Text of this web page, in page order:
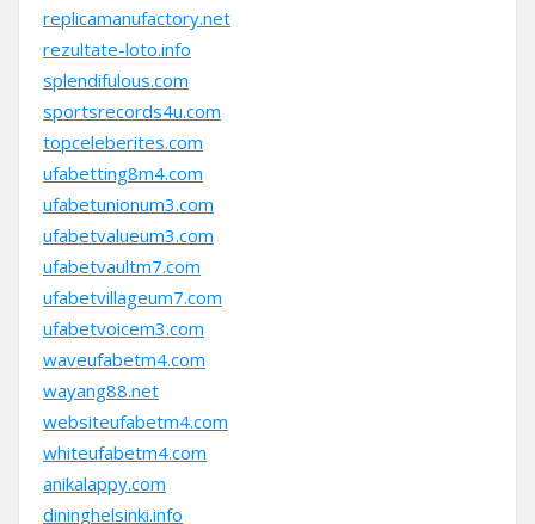
replicamanufactory.net
rezultate-loto.info
splendifulous.com
sportsrecords4u.com
topceleberites.com
ufabetting8m4.com
ufabetunionum3.com
ufabetvalueum3.com
ufabetvaultm7.com
ufabetvillageum7.com
ufabetvoicem3.com
waveufabetm4.com
wayang88.net
websiteufabetm4.com
whiteufabetm4.com
anikalappy.com
dininghelsinki.info